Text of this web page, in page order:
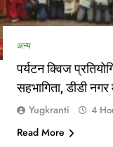
अन्य
पर्यटन क्विज
सहभागिता, डीडी
Yugkranti 4
Read More